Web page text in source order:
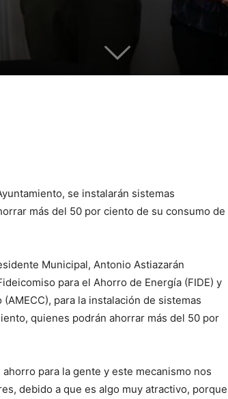
se instalarán sistemas
más del 50 por ciento de su consumo de
Municipal, Antonio Astiazarán
para el Ahorro de Energía (FIDE) y
para la instalación de sistemas
quienes podrán ahorrar más del 50 por
para la gente y este mecanismo nos
debido a que es algo muy atractivo, porque